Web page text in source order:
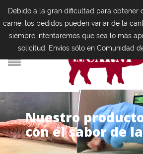
Nuestro product
con el sabor de
Debido a la gran dificultad para obtener
carne, los pedidos pueden variar de la
siempre intentaremos que sea lo más
solicitud. Envíos sólo en Comunidad